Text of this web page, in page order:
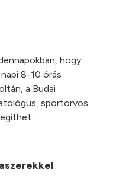
hogy
8-10 órás
a Budai
sportorvos